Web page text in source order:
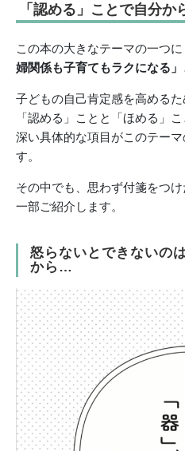
「認める」ことで自分か
この本の大きなテーマの一つに
婦関係も子育てもラクになる」
子どもの自己肯定感を高めるた
「認める」ことと「ほめる」
深い具体的な項目がこのテー
す。
その中でも、思わず付箋をつ
一部ご紹介します。
怒らないとできないの
から…